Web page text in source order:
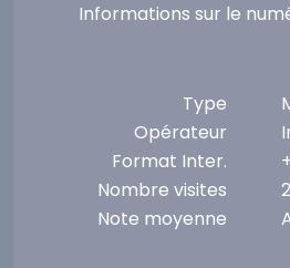
Informations sur le
Type
Opérateur
Format Inter.
Nombre visites
Note moyenne